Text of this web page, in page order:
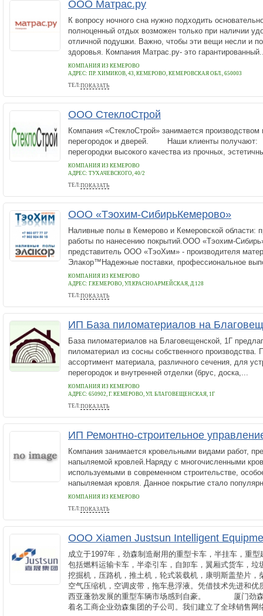
ООО Матрас.ру
К вопросу ночного сна нужно подходить
полноценный отдых возможен только при наличии
отличной подушки. Важно, чтобы эти вещи несли и
здоровья. Компания Матрас.ру- это
КОМПАНИЯ ИЗ КЕМЕРОВО
АДРЕС: ПР. ХИМИКОВ, 43, КЕМЕРОВО, КЕМЕРОВСКАЯ ОБЛ., 650003
ТЕЛ:ПОКАЗАТЬ
+7 (3842) 77-75-13
ООО СтеклоСтрой
Компания «СтеклоСтрой» занимается
перегородок и дверей. Наши клиенты
перегородки высокого качества из прочных,
КОМПАНИЯ ИЗ КЕМЕРОВО
АДРЕС: ТУХАЧЕВСКОГО, 40/2
ТЕЛ:ПОКАЗАТЬ
+73842780727
ООО «Тэохим-СибирьКемерово»
Наливные полы в Кемерово и Кемеровской области:
работы по нанесению покрытий.ООО «Тэохим-
представитель ООО «ТэоХим» - производителя
Элакор™Надежные поставки, профессиональное
КОМПАНИЯ ИЗ КЕМЕРОВО
АДРЕС: Г.КЕМЕРОВО, УЛ.КРАСНОАРМЕЙСКАЯ, Д.128
ТЕЛ:ПОКАЗАТЬ
+7 902 924 50 15
ИП База пиломатериалов на
База пиломатериалов на Благовещенской, 1Г
пиломатериал из сосны собственного производства.
ассортимент материала, различного сечения, для
перегородок и внутренней отделки (брус, доска,...
КОМПАНИЯ ИЗ КЕМЕРОВО
АДРЕС: 650902, Г. КЕМЕРОВО, УЛ. БЛАГОВЕЩЕНСКАЯ, 1Г
ТЕЛ:ПОКАЗАТЬ
+79045786885
ИП Ремонтно-строительное
Компания занимается кровельными видами работ,
напыляемой кровлей.Наряду с многочисленными
используемыми в современном строительстве,
напыляемая кровля. Данное покрытие стало
КОМПАНИЯ ИЗ КЕМЕРОВО
ТЕЛ:ПОКАЗАТЬ
+7(983)253-60-63
ООО Xiamen Justsun Intelligent
成立于1997年，劲森制造耐用的重型卡车，半挂车，重
包括燃料运输卡车，半牵引车，自卸车，翼厢式货车，垃
挖掘机，压路机，推土机，轮式装载机，康明斯盖垫片，
空气压缩机，空调皮带，拖车悬浮液。凭借技术先进和优
西亚蓬勃发展的重型车辆市场感到自豪。 厦门劲森
着名工商企业劲森集团的子公司。我们建立了全球销售网